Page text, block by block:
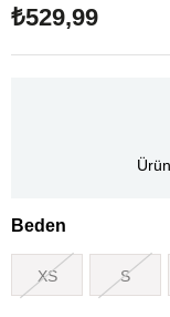
₺529,99
Beden
XS S